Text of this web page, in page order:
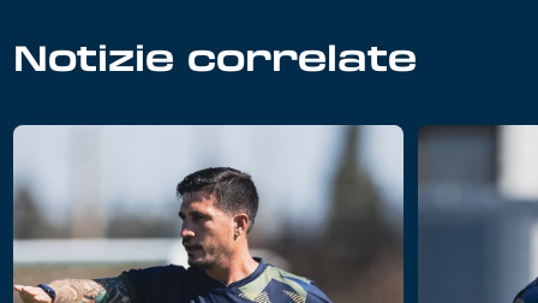
Notizie correlate